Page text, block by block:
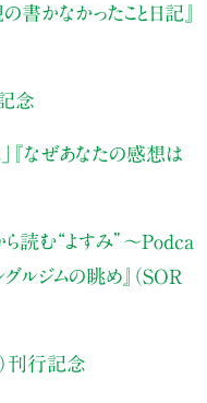
書かなかったこと日記』
念
『なぜあなたの感想は
読む“よすみ” 〜Podca
ルジムの眺め』（SOR
）刊行記念